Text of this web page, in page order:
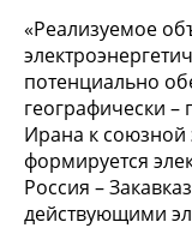
«Реализуемое
потенциально
географически –
Ирана к союзной
формируется
Россия –
действующими